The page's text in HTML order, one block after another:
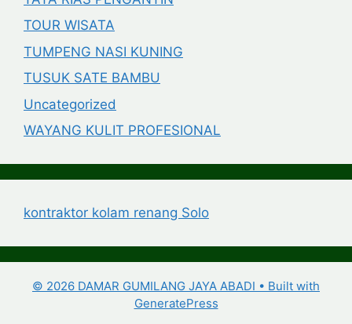
TOUR WISATA
TUMPENG NASI KUNING
TUSUK SATE BAMBU
Uncategorized
WAYANG KULIT PROFESIONAL
kontraktor kolam renang Solo
© 2026 DAMAR GUMILANG JAYA ABADI • Built with
GeneratePress